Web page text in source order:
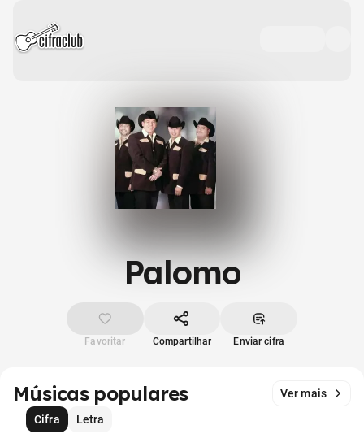
Palomo
Favoritar Compartilhar Enviar cifra
Músicas populares
Ver mais
Cifra
Letra